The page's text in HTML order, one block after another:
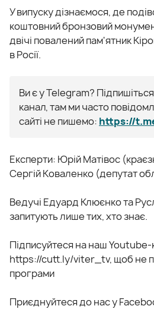
У випуску дізнаємося, де
коштовний бронзовий
двічі повалений пам'ятник
в Росії.
Ви є у Telegram?
канал, там ми часто
сайті не пишемо: https://
Експерти: Юрій Матівос
Сергій Коваленко (депутат
Ведучі Едуард Клюєнко та
запитують лише тих, хто знає.
Підписуйтеся на наш Youtube-
https://cutt.ly/viter_tv, щоб не
програми
Приєднуйтеся до нас у